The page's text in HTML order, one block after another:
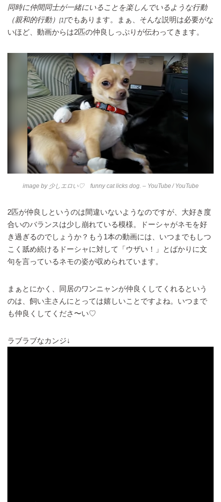
同時に仲間同士が一緒にいることを楽しんでいるような行動
（親和的行動） [1]でもあります。まぁ、そんな説明は必要がな
いほど、動画からは2匹の仲良しっぷりが伝わってきます。
image by 少しエロい♡ funny cat licks dog. – YouTube/ YouTube
2匹が仲良しというのは間違いないようなのですが、大好き度
合いのバランスは少し崩れている模様。ドーシャがネモを好
き過ぎるのでしょうか？もう1本の動画には、いつまでもしつ
こく舐め続けるドーシャに対して「ウザい！」とばかりに文
句を言っているネモの姿が収められています。
まぁとにかく、同居のワンニャンが仲良くしてくれるという
のは、飼い主さんにとっては嬉しいことですよね。いつまで
も仲良くしてくださ〜い♡
ラブラブなカンジ↓